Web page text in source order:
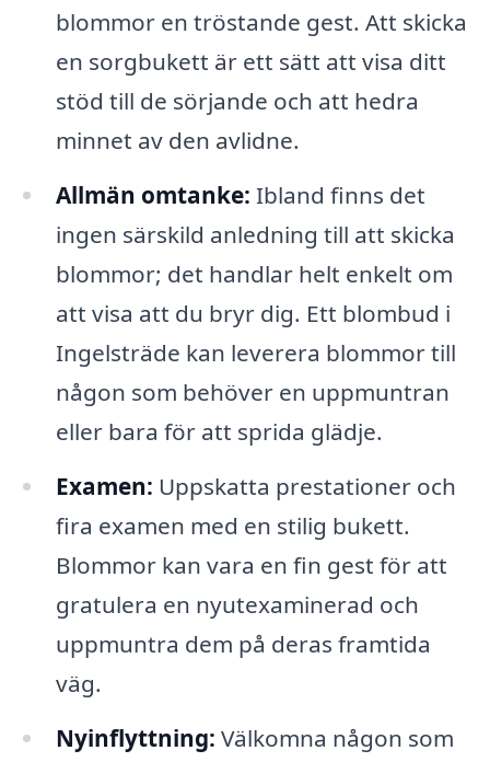
blommor en tröstande gest. Att skicka
en sorgbukett är ett sätt att visa ditt
stöd till de sörjande och att hedra
minnet av den avlidne.
Allmän omtanke: Ibland finns det
ingen särskild anledning till att skicka
blommor; det handlar helt enkelt om
att visa att du bryr dig. Ett blombud i
Ingelsträde kan leverera blommor till
någon som behöver en uppmuntran
eller bara för att sprida glädje.
Examen: Uppskatta prestationer och
fira examen med en stilig bukett.
Blommor kan vara en fin gest för att
gratulera en nyutexaminerad och
uppmuntra dem på deras framtida
väg.
Nyinflyttning: Välkomna någon som